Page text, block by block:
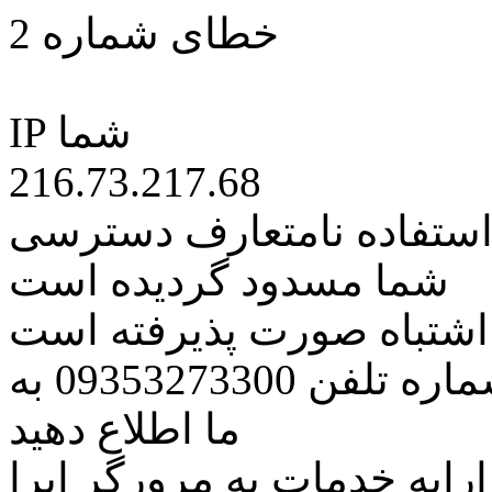
خطای شماره 2
IP شما
216.73.217.68
نامتعارف دسترسی
شما مسدود گردیده است
اشتباه صورت پذیرفته است
مراتب این مسئله را از طریق شماره تلفن 09353273300 به
ما اطلاع دهید
خدمات به مرورگر اپرا